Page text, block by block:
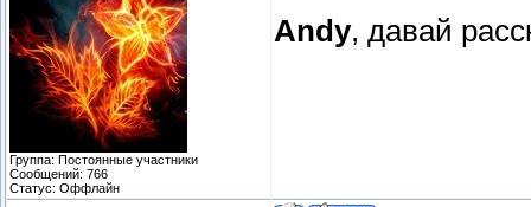
Группа: Постоянные участники
Сообщений: 766
Статус: Оффлайн
Andy, давай